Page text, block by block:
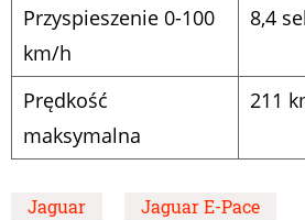
Przyspieszenie 0-100
km/h
8,4
Prędkość
maksymalna
211
Jaguar Jaguar E-Pace